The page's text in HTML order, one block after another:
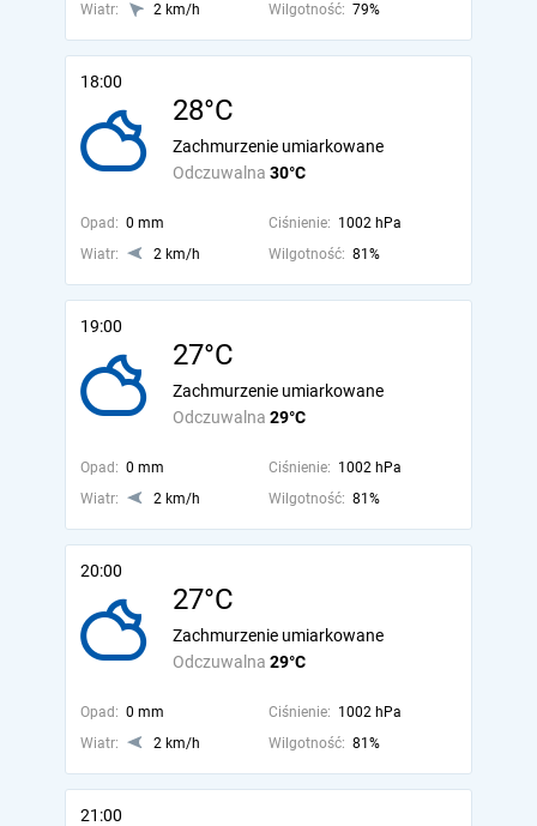
Wiatr:
2 km/h Wilgotność: 79%
18:00
28°C
Odczuwalna 30°C
Zachmurzenie umiarkowane
Opad: 0 mm Ciśnienie: 1002 hPa
Wiatr:
2 km/h Wilgotność: 81%
19:00
27°C
Odczuwalna 29°C
Zachmurzenie umiarkowane
Opad: 0 mm Ciśnienie: 1002 hPa
Wiatr:
2 km/h Wilgotność: 81%
20:00
27°C
Odczuwalna 29°C
Zachmurzenie umiarkowane
Opad: 0 mm Ciśnienie: 1002 hPa
Wiatr:
2 km/h Wilgotność: 81%
21:00